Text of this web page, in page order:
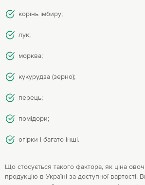
корінь імбиру;
лук;
морква;
кукурудза (зерно);
перець;
помідори;
огірки і багато інші.
Що стосується такого фактора, як ціна
продукцію в Україні за доступної вартості.